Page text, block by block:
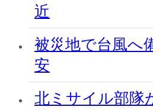
近
被災地で台風へ
安
北ミサイル部隊